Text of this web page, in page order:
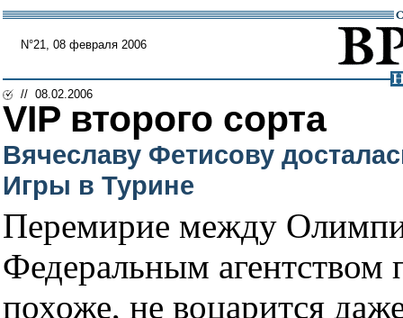
N°21, 08 февраля 2006
// 08.02.2006
VIP второго сорта
Вячеславу Фетисову
Игры в Турине
Перемирие между
Федеральным агентством
похоже, не воцарится